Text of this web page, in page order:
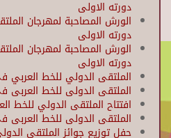
دورته الاولى
الورش المصاحبة لمهرجان
دورته الاولى
الورش المصاحبة لمهرجان
دورته الاولى
الملتقى الدولي للخط العربي
الملتقى الدولى للخط العربى
افتتاح الملتقى الدولي للخط
الملتقى الدولى للخط العربى
حفل توزيع جوائز الملتقي